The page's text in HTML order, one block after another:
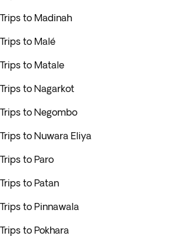
Trips to Madinah
Trips to Malé
Trips to Matale
Trips to Nagarkot
Trips to Negombo
Trips to Nuwara Eliya
Trips to Paro
Trips to Patan
Trips to Pinnawala
Trips to Pokhara